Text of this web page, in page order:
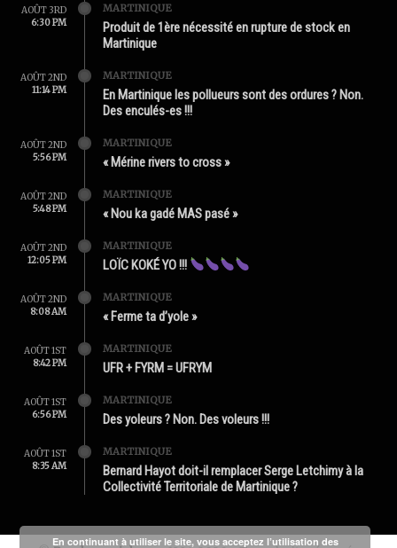
AOÛT 3RD
6:30 PM
MARTINIQUE
Produit de 1ère nécessité en rupture de stock en
Martinique
AOÛT 2ND
11:14 PM
MARTINIQUE
En Martinique les pollueurs sont des ordures ? Non.
Des enculés-es !!!
AOÛT 2ND
5:56 PM
MARTINIQUE
« Mérine rivers to cross »
AOÛT 2ND
5:48 PM
MARTINIQUE
« Nou ka gadé MAS pasé »
AOÛT 2ND
12:05 PM
MARTINIQUE
LOÏC KOKÉ YO !!!
AOÛT 2ND
8:08 AM
MARTINIQUE
« Ferme ta d’yole »
AOÛT 1ST
8:42 PM
MARTINIQUE
UFR + FYRM = UFRYM
AOÛT 1ST
6:56 PM
MARTINIQUE
Des yoleurs ? Non. Des voleurs !!!
AOÛT 1ST
8:35 AM
MARTINIQUE
Bernard Hayot doit-il remplacer Serge Letchimy à la
Collectivité Territoriale de Martinique ?
En continuant à utiliser le site, vous acceptez l’utilisation des